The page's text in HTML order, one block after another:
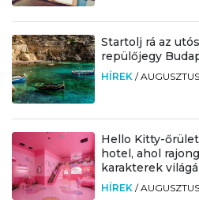
Startolj rá az
repülőjegy
HÍREK /
Hello Kitty-
hotel, ahol
karakterek
HÍREK /